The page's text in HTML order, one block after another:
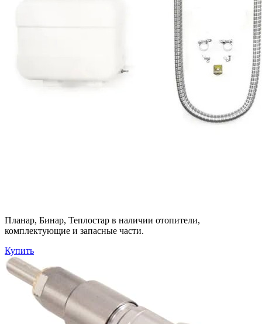
Планар, Бинар, Теплостар в наличии отопители,
комплектующие и запасные части.
Купить